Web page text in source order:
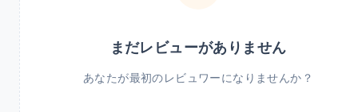
まだレビューがありません
あなたが最初のレビュワーになりませんか？